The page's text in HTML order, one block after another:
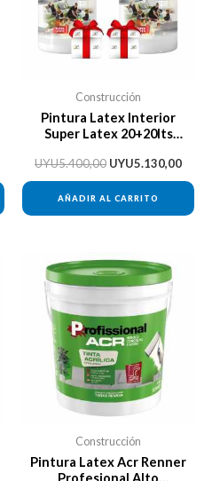
variantes.
pueden
página
Construcción
Pintura Latex Interior
Super Latex 20+20lts
UYU5.400,00 UYU5.130,00
AÑADIR AL CARRITO
Construcción
Pintura Latex Acr Renner
Profesional Alto